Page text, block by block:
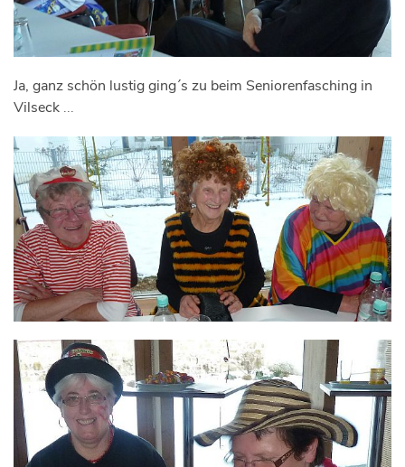
Ja, ganz schön lustig ging´s zu beim Seniorenfasching in
Vilseck ...